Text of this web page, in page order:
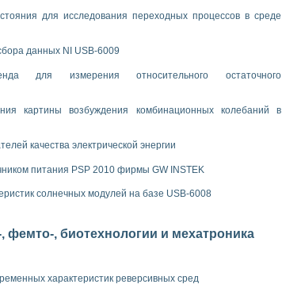
МИРЭА
ИКТ насыщенной среде
связи и информатики
авионики
для исследования переходных процессов в среде
данных NI USB-6009
для измерения относительного остаточного
картины возбуждения комбинационных колебаний в
качества электрической энергии
питания PSP 2010 фирмы GW INSTEK
солнечных модулей на базе USB-6008
, биотехнологии и мехатроника
характеристик реверсивных сред